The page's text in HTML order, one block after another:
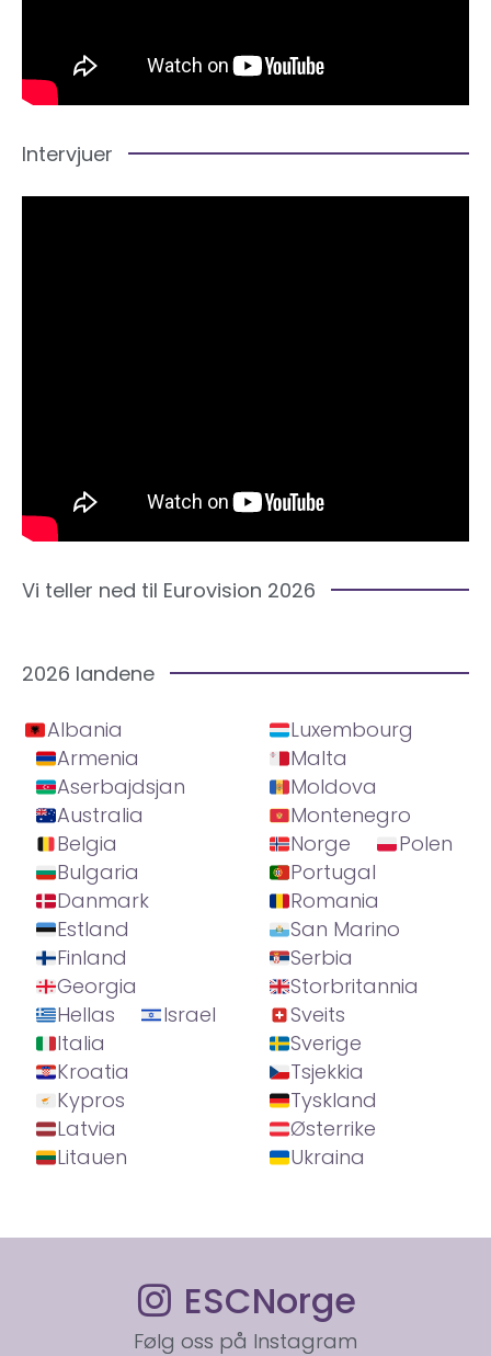
Intervjuer
Vi teller ned til Eurovision 2026
2026 landene
Albania
Armenia
Aserbajdsjan
Australia
Belgia
Bulgaria
Danmark
Estland
Finland
Georgia
Hellas
Israel
Italia
Kroatia
Kypros
Latvia
Litauen
Luxembourg
Malta
Moldova
Montenegro
Norge
Polen
Portugal
Romania
San Marino
Serbia
Storbritannia
Sveits
Sverige
Tsjekkia
Tyskland
Østerrike
Ukraina
ESCNorge
Følg oss på Instagram